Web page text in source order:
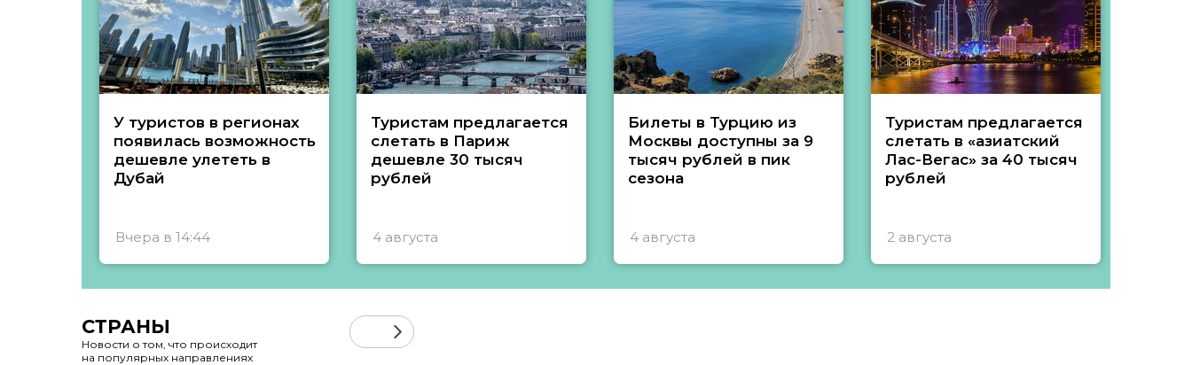
У туристов в регионах
появилась возможность
дешевле улететь в
Дубай
Вчера в 14:44
Туристам предлагается
слетать в Париж
дешевле 30 тысяч
рублей
4 августа
Билеты в Турцию из
Москвы доступны за 9
тысяч рублей в пик
сезона
4 августа
Туристам предлагается
слетать в «азиатский
Лас-Вегас» за 40 тысяч
рублей
2 августа
СТРАНЫ
Новости о том, что происходит
на популярных направлениях